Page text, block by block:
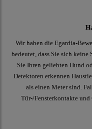
Wir haben die Egardia-
bedeutet, dass Sie sich keine
Sie Ihren geliebten Hund
Detektoren erkennen
als einen Meter sind.
Tür-/Fensterkontakte und